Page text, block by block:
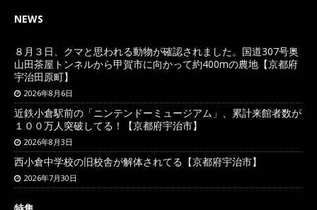
NEWS
８月３日、クマと思われる動物が確認されました。国道307号奥
山田茶屋トンネルから甲賀市に向かって約400mの農地【京都府
宇治田原町】
2026年8月6日
近鉄小倉駅前の「ニンテンドーミュージアム」、累計来館者数が
１００万人突破してる！【京都府宇治市】
2026年8月3日
西小倉中学校の旧校舎が解体されてる【京都府宇治市】
2026年7月30日